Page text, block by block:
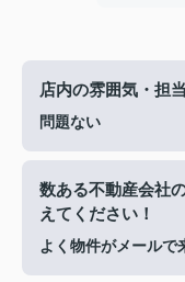
店内の雰囲気・担
問題ない
数ある不動産会社
えてください！
よく物件がメールで